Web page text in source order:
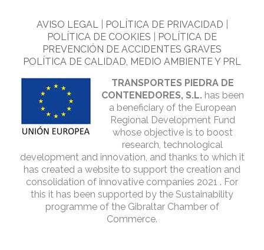
AVISO LEGAL POLÍTICA DE PRIVACIDAD
POLÍTICA DE COOKIES
POLÍTICA DE
PREVENCIÓN DE ACCIDENTES GRAVES
POLÍTICA DE CALIDAD, MEDIO AMBIENTE Y PRL
TRANSPORTES PIEDRA DE
CONTENEDORES, S.L. has been
a beneficiary of the European
Regional Development Fund
whose objective is to boost
research, technological
development and innovation, and thanks to which it
has created a website to support the creation and
consolidation of innovative companies 2021 . For
this it has been supported by the Sustainability
programme of the Gibraltar Chamber of
Commerce.